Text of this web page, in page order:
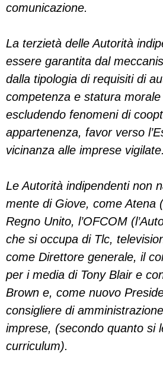
comunicazione.
La terzietà delle Autorità
essere garantita dal
dalla tipologia di requisiti di
competenza e statura
escludendo fenomeni di
appartenenza, favor verso
vicinanza alle imprese vigilate.
Le Autorità indipendenti non
mente di Giove, come Atena
Regno Unito, l’OFCOM
che si occupa di Tlc,
come Direttore generale, il
per i media di Tony Blair e
Brown e, come nuovo
consigliere di
imprese, (secondo quanto si
curriculum).